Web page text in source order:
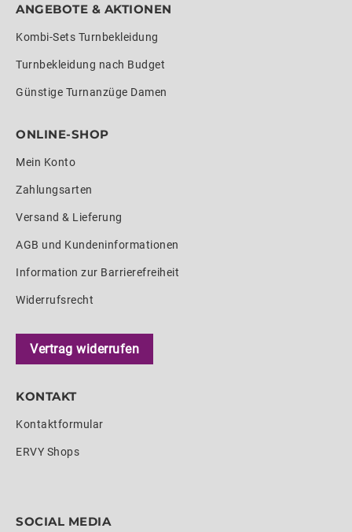
ANGEBOTE & AKTIONEN
Kombi-Sets Turnbekleidung
Turnbekleidung nach Budget
Günstige Turnanzüge Damen
ONLINE-SHOP
Mein Konto
Zahlungsarten
Versand & Lieferung
AGB und Kundeninformationen
Information zur Barrierefreiheit
Widerrufsrecht
Vertrag widerrufen
KONTAKT
Kontaktformular
ERVY Shops
SOCIAL MEDIA